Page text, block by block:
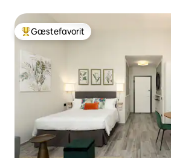
Bedste gæstefavorit
Gæstefavorit